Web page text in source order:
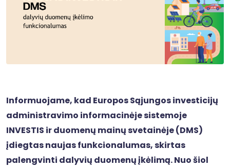
Informuojame, kad Europos Sąjungos investicijų
administravimo informacinėje sistemoje
INVESTIS ir duomenų mainų svetainėje (DMS)
įdiegtas naujas funkcionalumas, skirtas
palengvinti dalyvių duomenų įkėlimą. Nuo šiol